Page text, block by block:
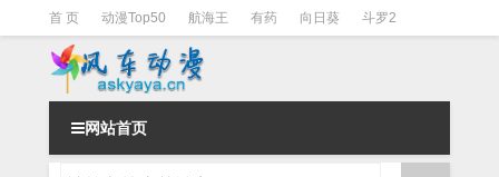
首 页 动漫Top50 航海王 有药 向日葵 斗罗2
斗罗3 火影 一拳超人
网站首页